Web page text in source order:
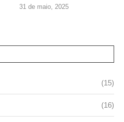
31 de maio, 2025
(15)
(16)